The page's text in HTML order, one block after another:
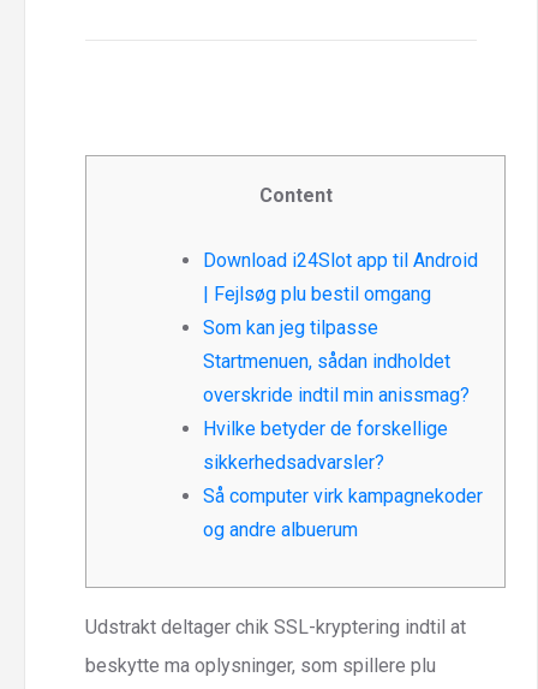
Content
Download i24Slot app til Android
| Fejlsøg plu bestil omgang
Som kan jeg tilpasse
Startmenuen, sådan indholdet
overskride indtil min anissmag?
Hvilke betyder de forskellige
sikkerhedsadvarsler?
Så computer virk kampagnekoder
og andre albuerum
Udstrakt deltager chik SSL-kryptering indtil at
beskytte ma oplysninger, som spillere plu